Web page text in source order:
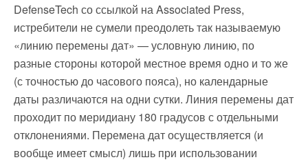
DefenseTech со ссылкой на Associated Press,
истребители не сумели преодолеть так называемую
«линию перемены дат» — условную линию, по
разные стороны которой местное время одно и то же
(с точностью до часового пояса), но календарные
даты различаются на одни сутки. Линия перемены дат
проходит по меридиану 180 градусов с отдельными
отклонениями. Перемена дат осуществляется (и
вообще имеет смысл) лишь при использовании